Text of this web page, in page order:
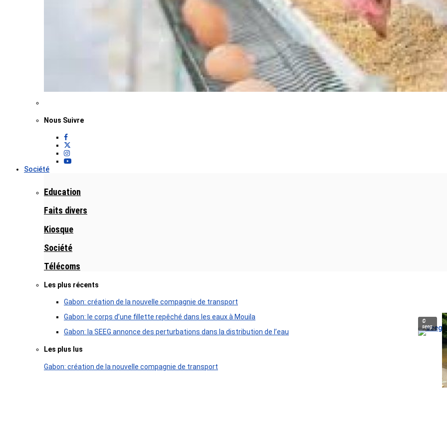
Nous Suivre
Société
Education
Faits divers
Kiosque
Société
Télécoms
Les plus récents
Gabon: création de la nouvelle compagnie de transport
Gabon: le corps d’une fillette repêché dans les eaux à Mouila
©
seeg
Gabon: la SEEG annonce des perturbations dans la distribution de l’eau
Les plus lus
Gabon: création de la nouvelle compagnie de transport